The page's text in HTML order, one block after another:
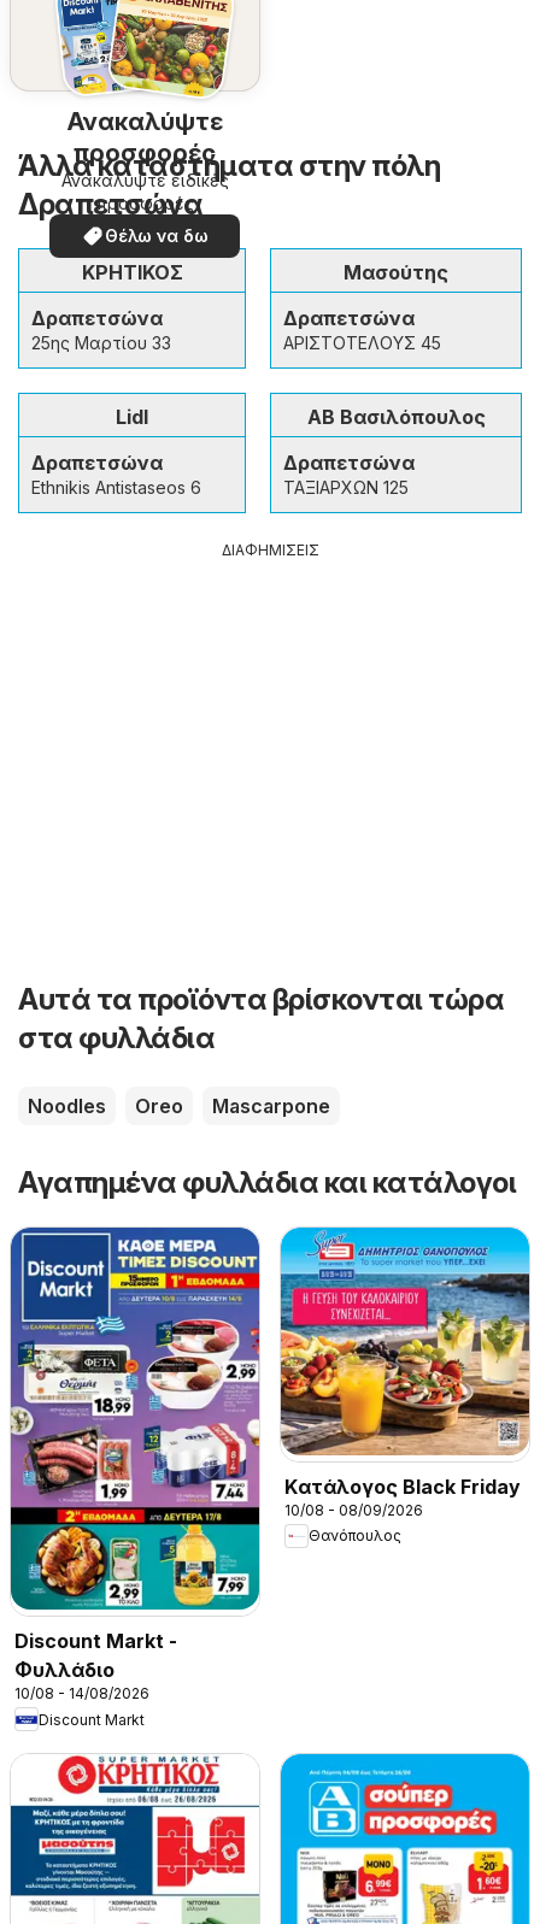
Ανακαλύψτε
προσφορές
Ανακαλύψτε ειδικές
προσφορές
Θέλω να δω
Άλλα καταστήματα στην πόλη
Δραπετσώνα
ΚΡΗΤΙΚΟΣ
Δραπετσώνα
25ης Μαρτίου 33
Μασούτης
Δραπετσώνα
ΑΡΙΣΤΟΤΕΛΟΥΣ 45
Lidl
Δραπετσώνα
Ethnikis Antistaseos 6
ΑΒ Βασιλόπουλος
Δραπετσώνα
ΤΑΞΙΑΡΧΩΝ 125
ΔΙΑΦΗΜΙΣΕΙΣ
Αυτά τα προϊόντα βρίσκονται τώρα
στα φυλλάδια
Noodles Oreo Mascarpone
Αγαπημένα φυλλάδια και κατάλογοι
Discount Markt -
Φυλλάδιο
10/08 - 14/08/2026
Discount Markt
Kατάλογος Black Friday
10/08 - 08/09/2026
Θανόπουλος